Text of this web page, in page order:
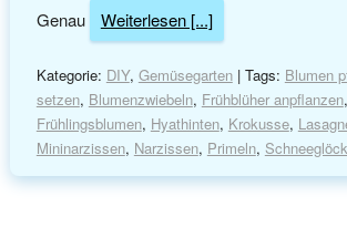
Genau
Weiterlesen [...]
Kategorie: DIY, Gemüsegarten| Tags: Blumen
setzen, Blumenzwiebeln, Frühblüher anpflanzen,
Frühlingsblumen, Hyathinten, Krokusse,
Mininarzissen, Narzissen, Primeln,